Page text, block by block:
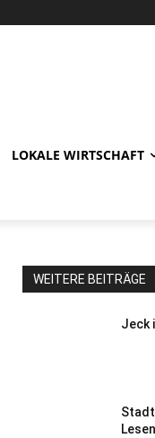
LOKALE WIRTSCHAFT
WEITERE BEITRÄGE
Jeck